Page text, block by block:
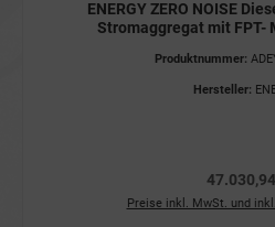
ENERGY ZERO NOISE
Stromaggregat mit FPT-
Produktnummer:
Hersteller:
Preise inkl. MwSt. und